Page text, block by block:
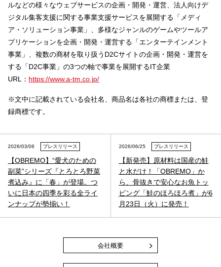
ルなどの様々なウェブサービスの企画・開発・運営、法人向けデ
ジタル集客支援に関する事業支援サービスを展開する「メディ
ア・ソリューション事業」、多様なジャンルのゲームやツールア
プリケーションを企画・開発・運営する「エンターテインメント
事業」、複数の商材を取り扱うD2Cサイトの企画・開発・運営を
する「D2C事業」の3つの軸で事業を展開するIT企業
URL： https://www.a-tm.co.jp/
※文中に記載されている会社名、商品名は各社の商標または、登
録商標です。
2026/03/06 プレスリリース
【OBREMO】“愛犬のための
副菜”シリーズ『とろとろ野菜
煮込み』に「春」が登場。つ
いに日本の四季を彩る全ライ
ンナップが勢揃い！
2026/06/25 プレスリリース
【新発売】原材料は国産の鮭
と水だけ！「OBREMO」か
ら、骨抜きで安心なお魚トッ
ピング「鮭のほろほろ煮」が6
月23日（火）に発売！
会社概要